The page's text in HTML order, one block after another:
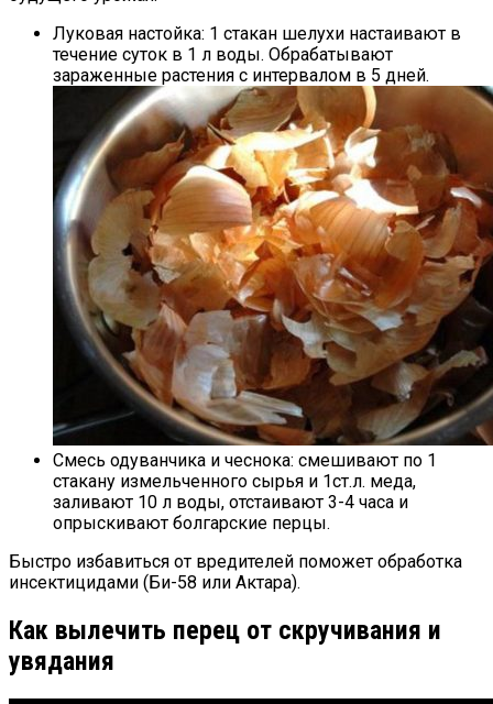
Луковая настойка: 1 стакан шелухи настаивают в
течение суток в 1 л воды. Обрабатывают
зараженные растения с интервалом в 5 дней.
Смесь одуванчика и чеснока: смешивают по 1
стакану измельченного сырья и 1ст.л. меда,
заливают 10 л воды, отстаивают 3-4 часа и
опрыскивают болгарские перцы.
Быстро избавиться от вредителей поможет обработка
инсектицидами (Би-58 или Актара).
Как вылечить перец от скручивания и
увядания